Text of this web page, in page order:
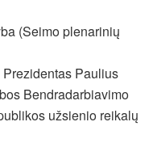
(Seimo plenarinių
Paulius
Bendradarbiavimo
užsienio reikalų